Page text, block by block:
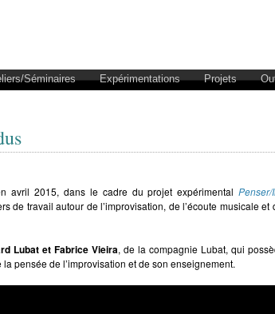
Séminaires Expérimentations Projets
avril 2015, dans le cadre du projet expérimentalPenser/
de travail autour de l’improvisation, de l’écoute musicale
Lubat et Fabrice Vieira, de la compagnie Lubat, qui
pensée de l’improvisation et de son enseignement.